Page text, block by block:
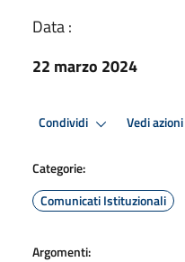
Data :
22 marzo 2024
Condividi Vedi azioni
Categorie:
Comunicati Istituzionali
Argomenti: